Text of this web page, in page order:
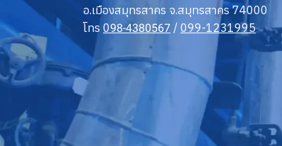
อ.เมืองสมุทรสาคร จ.สมุทรสาคร 74000
โทร 098-4380567 / 099-1231995